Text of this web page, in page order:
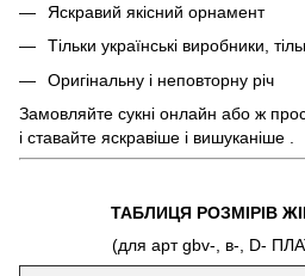
Яскравий якісний орнамент
Тільки українські виробники,
Оригінальну і неповторну річ
Замовляйте сукнi онлайн або ж
і ставайте яскравіше і вишуканіше .
ТАБЛИЦЯ РОЗМІРІВ
(для арт gbv-, в-, D-